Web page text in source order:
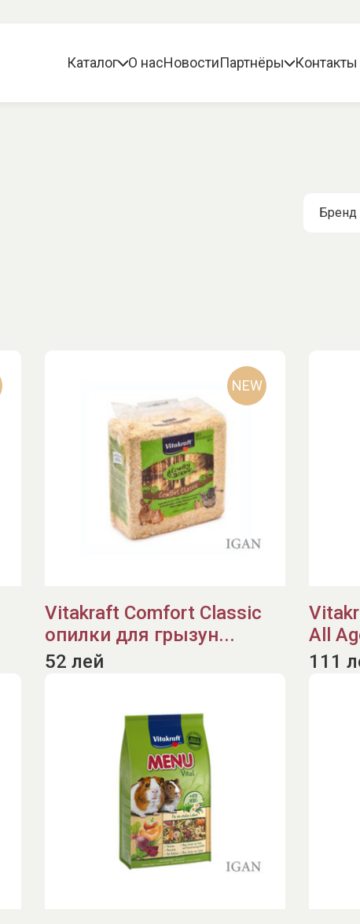
Каталог О насНовостиПартнёры Контакты
Бренд
NEW
Vitakraft Comfort Classic
опилки для грызун...
52 лей
All
111